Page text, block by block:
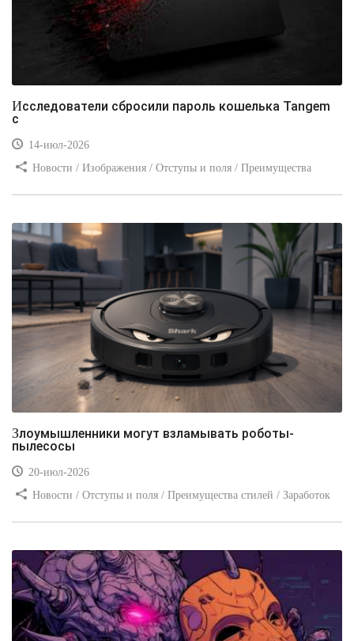
Исследователи сбросили пароль кошелька Tangem
с
14-июл-2026
Новости / Изображения / Отступы и поля / Преимущества
Злоумышленники могут взламывать роботы-
пылесосы
20-июл-2026
Новости / Отступы и поля / Преимущества стилей / Заработок